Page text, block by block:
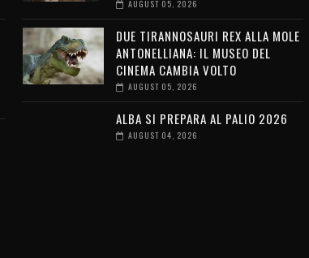
AUGUST 05, 2026
DUE TIRANNOSAURI REX ALLA MOLE
ANTONELLIANA: IL MUSEO DEL
CINEMA CAMBIA VOLTO
AUGUST 05, 2026
ALBA SI PREPARA AL PALIO 2026
AUGUST 04, 2026